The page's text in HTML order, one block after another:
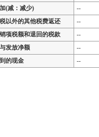
(减：减少)
--
以外的其他税费返还
--
项税额和退回的税款
--
发放净额
--
的现金
--